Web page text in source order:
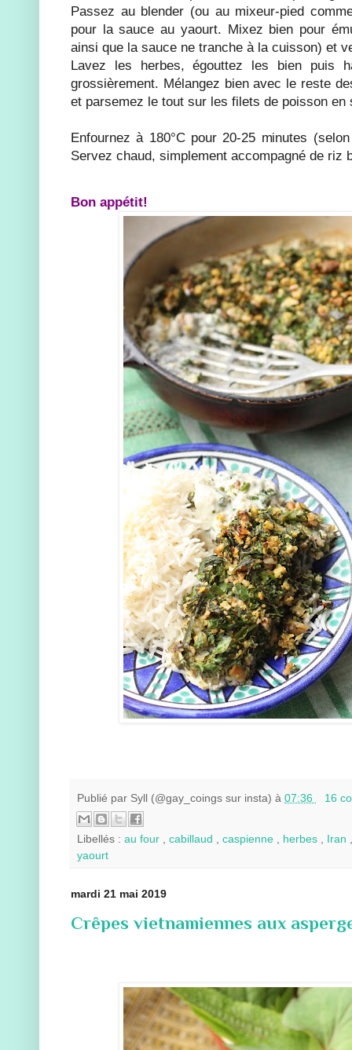
Passez au blender (ou au mixeur-pied
pour la sauce au yaourt. Mixez bien pour
ainsi que la sauce ne tranche à la cuisson) et
Lavez les herbes, égouttez les bien puis
grossièrement. Mélangez bien avec le reste
et parsemez le tout sur les filets de poisson en
Enfournez à 180°C pour 20-25 minutes
Servez chaud, simplement accompagné de riz
Bon appétit!
Publié par Syll (@gay_coings sur insta) à 07:36 16
Libellés : au four cabillaud caspienne herbes Iran
yaourt
mardi 21 mai 2019
Crêpes vietnamiennes aux